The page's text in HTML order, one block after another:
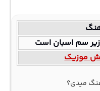
سم اسبان است
موزیک
میدی؟